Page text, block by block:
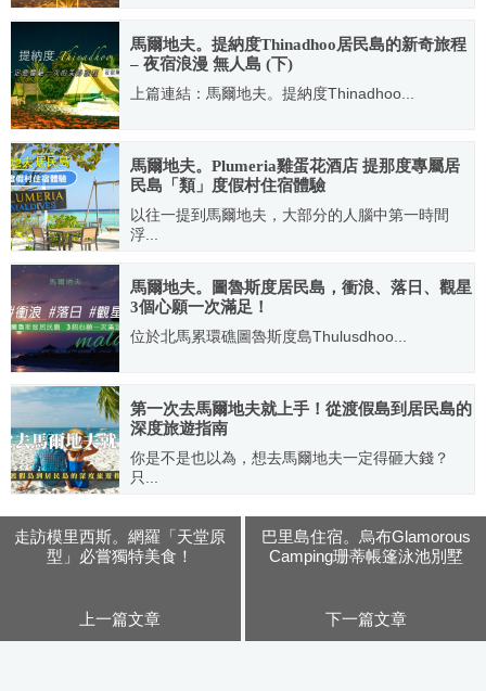
2019.01.10
馬爾地夫。提納度Thinadhoo居民島的新奇旅程
– 夜宿浪漫 無人島 (下)
上篇連結：馬爾地夫。提納度Thinadhoo...
2019.01.10
馬爾地夫。Plumeria雞蛋花酒店 提那度專屬居
民島「類」度假村住宿體驗
以往一提到馬爾地夫，大部分的人腦中第一時間
浮...
2019.03.27
馬爾地夫。圖魯斯度居民島，衝浪、落日、觀星
3個心願一次滿足！
位於北馬累環礁圖魯斯度島Thulusdhoo...
2019.03.27
第一次去馬爾地夫就上手！從渡假島到居民島的
深度旅遊指南
你是不是也以為，想去馬爾地夫一定得砸大錢？
只...
走訪模里西斯。網羅「天堂原
型」必嘗獨特美食！
上一篇文章
巴里島住宿。烏布Glamorous
Camping珊蒂帳篷泳池別墅
下一篇文章